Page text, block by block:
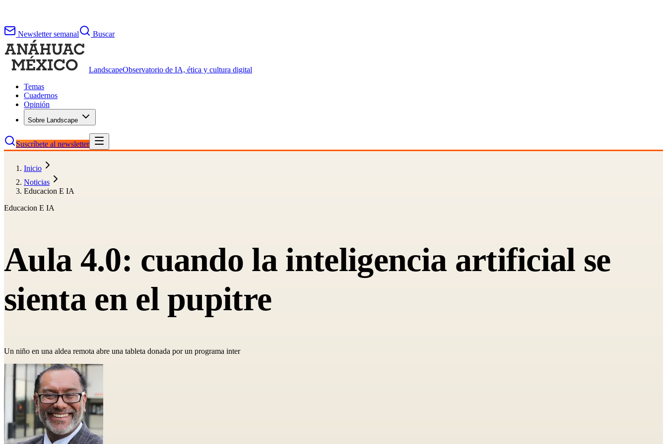
Newsletter semanal Buscar
LandscapeObservatorio de IA, ética y cultura digital
Temas
Cuadernos
Opinión
Sobre Landscape
Suscríbete al newsletter
Inicio
Noticias
Educacion E IA
Educacion E IA
Aula 4.0: cuando la inteligencia artificial se
sienta en el pupitre
Un niño en una aldea remota abre una tableta donada por un programa inter